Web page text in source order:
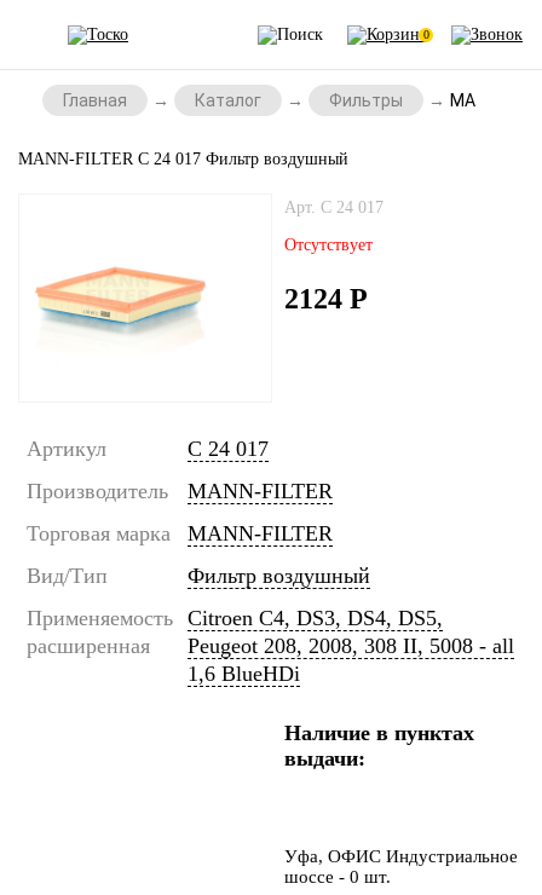
0
Главная Каталог Фильтры MANN-
MANN-FILTER C 24 017 Фильтр воздушный
Арт. C 24 017
Отсутствует
2124 Р
Артикул
C 24 017
Производитель
MANN-FILTER
Торговая марка
MANN-FILTER
Вид/Тип
Фильтр воздушный
Применяемость
расширенная
Citroen C4, DS3, DS4, DS5,
Peugeot 208, 2008, 308 II, 5008 - all
1,6 BlueHDi
Наличие в пунктах
выдачи:
Уфа, ОФИС Индустриальное
шоссе - 0 шт.